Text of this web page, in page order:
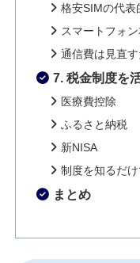
格安SIMの代表
スマートフォ
通信費は見直
7. 税金制度を
医療費控除
ふるさと納税
新NISA
制度を知るだ
まとめ